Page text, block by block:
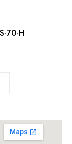
70-H